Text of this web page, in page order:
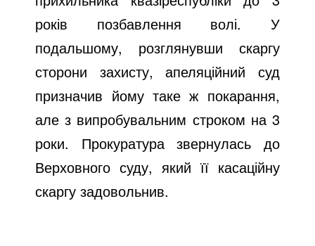
років позбавлення волі. У
подальшому, розглянувши скаргу
сторони захисту, апеляційний суд
призначив йому таке ж покарання,
але з випробувальним строком на 3
роки. Прокуратура звернулась до
Верховного суду, який її касаційну
скаргу задовольнив.